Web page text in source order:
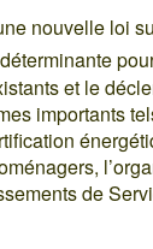
nouvelle loi
et le
importants
de